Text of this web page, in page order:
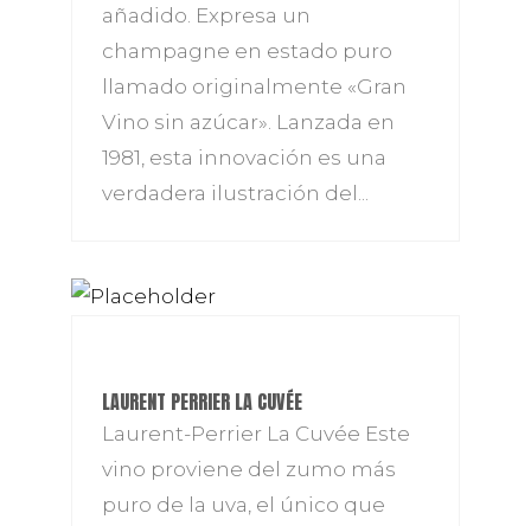
añadido. Expresa un
champagne en estado puro
llamado originalmente «Gran
Vino sin azúcar». Lanzada en
1981, esta innovación es una
verdadera ilustración del...
LAURENT PERRIER LA CUVÉE
Laurent-Perrier La Cuvée Este
vino proviene del zumo más
puro de la uva, el único que